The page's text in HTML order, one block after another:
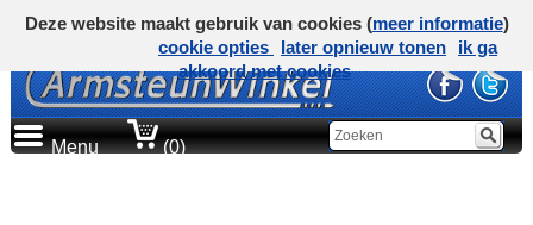
Menu (0)
Deze website maakt gebruik van cookies (meer informatie)
cookie opties
later opnieuw tonen
ik ga
akkoord met cookies